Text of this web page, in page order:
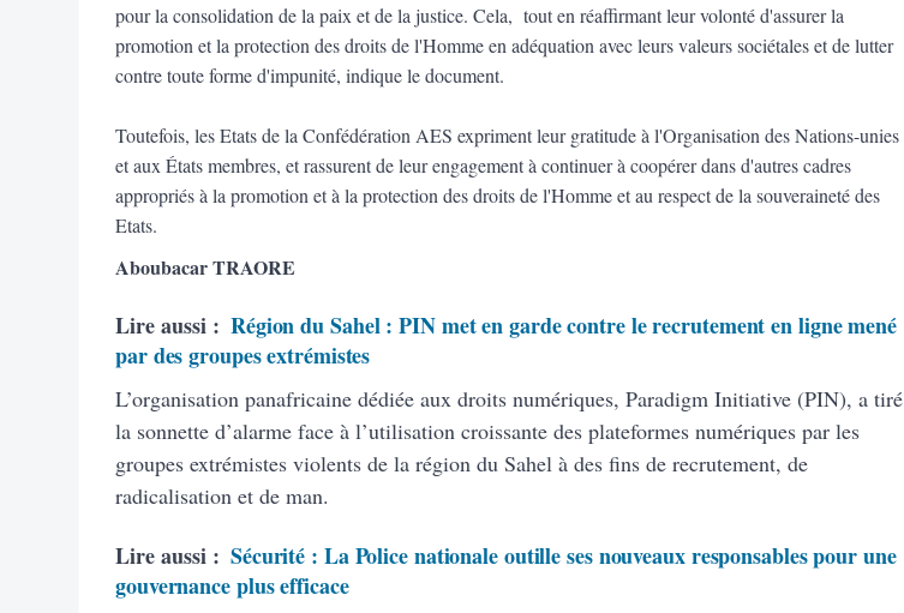
pour la consolidation de la paix et de la justice. Cela, tout en réaffirmant leur volonté d'assurer la
promotion et la protection des droits de l'Homme en adéquation avec leurs valeurs sociétales et de lutter
contre toute forme d'impunité, indique le document.
Toutefois, les Etats de la Confédération AES expriment leur gratitude à l'Organisation des Nations-unies
et aux États membres, et rassurent de leur engagement à continuer à coopérer dans d'autres cadres
appropriés à la promotion et à la protection des droits de l'Homme et au respect de la souveraineté des
Etats.
Aboubacar TRAORE
Lire aussi : Région du Sahel : PIN met en garde contre le recrutement en ligne mené
par des groupes extrémistes
L’organisation panafricaine dédiée aux droits numériques, Paradigm Initiative (PIN), a tiré
la sonnette d’alarme face à l’utilisation croissante des plateformes numériques par les
groupes extrémistes violents de la région du Sahel à des fins de recrutement, de
radicalisation et de man.
Lire aussi : Sécurité : La Police nationale outille ses nouveaux responsables pour une
gouvernance plus efficace